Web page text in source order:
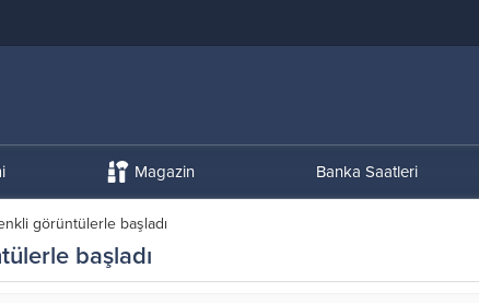
Magazin Banka Saatleri
görüntülerle başladı
başladı